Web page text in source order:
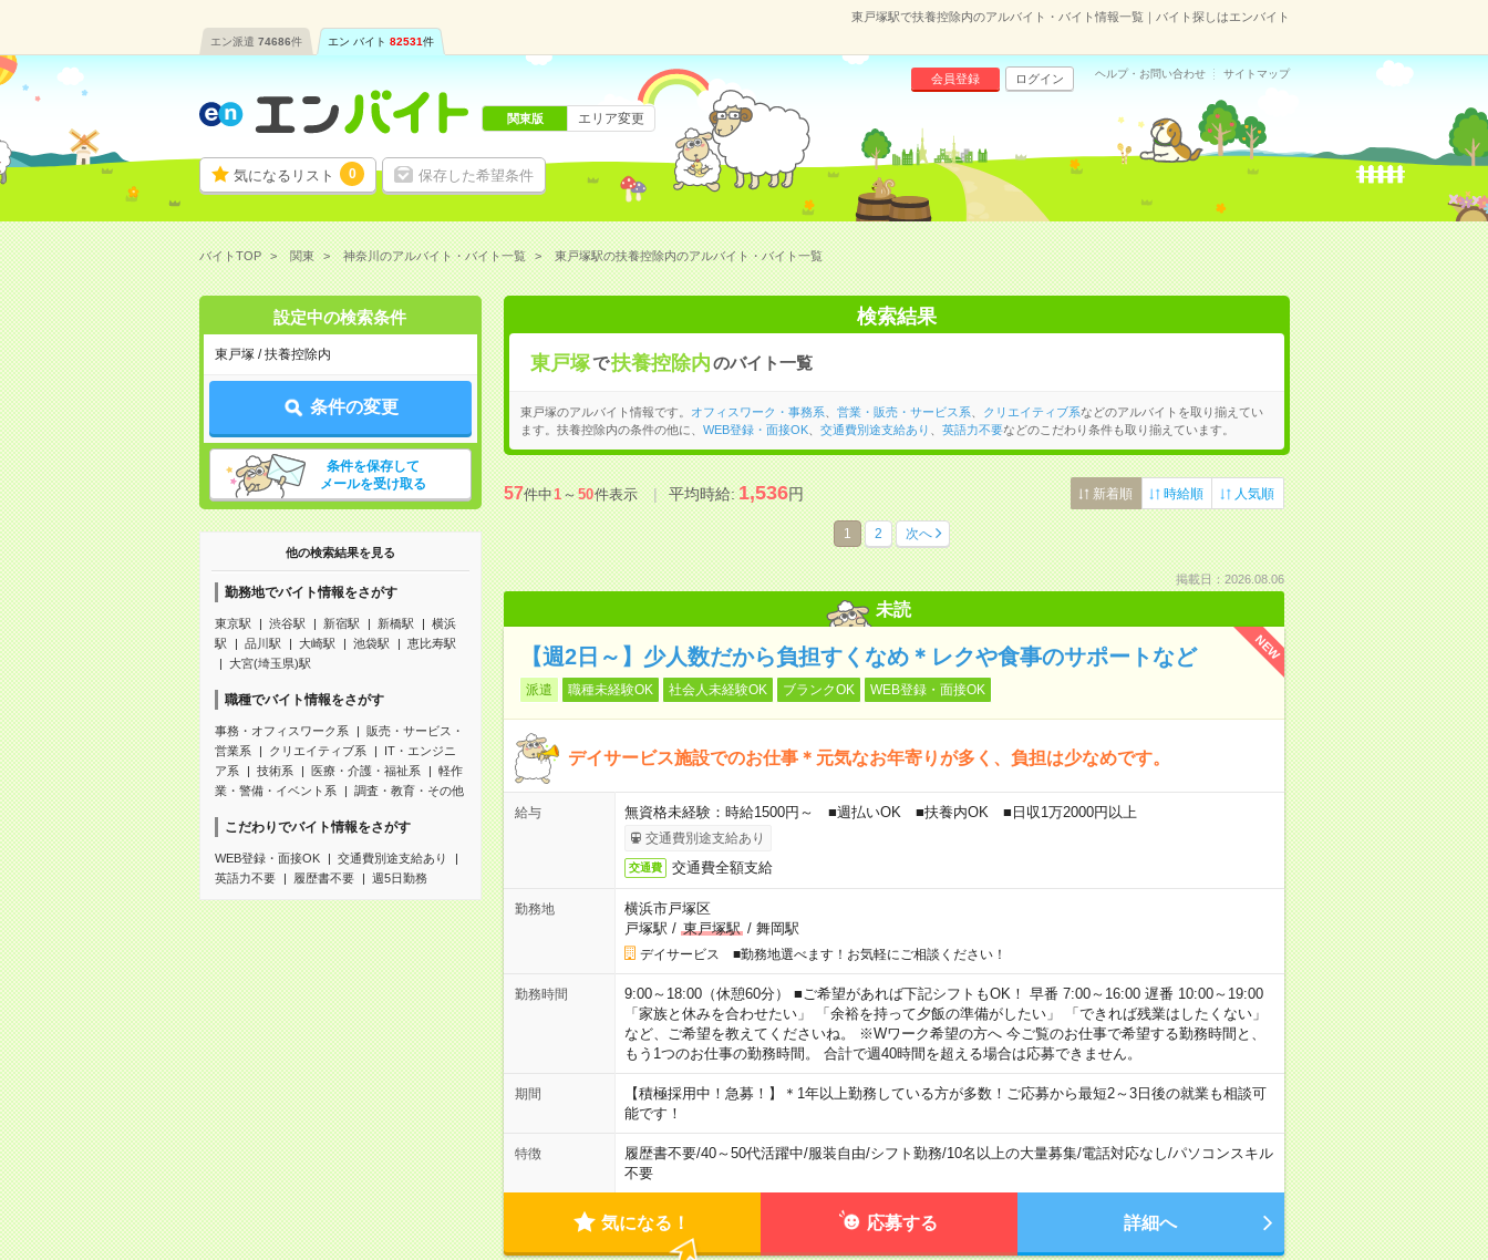
東戸塚駅で扶養控除内のアルバイト・バイト情報一覧｜バイト探しはエンバイト
エン派遣 74686件 エン バイト 82531件
気になるリスト 0 保存した希望条件
会員登録 ログイン ヘルプ・お問い合わせ サイトマップ
関東版 エリア変更
バイトTOP 関東 神奈川のアルバイト・バイト一覧 東戸塚駅の扶養控除内のアルバイト・バイト一覧
設定中の検索条件
東戸塚 / 扶養控除内
条件の変更
条件を保存して
メールを受け取る
他の検索結果を見る
勤務地でバイト情報をさがす
東京駅 渋谷駅 新宿駅 新橋駅
横浜
駅
品川駅 大崎駅 池袋駅
恵比寿駅
大宮(埼玉県)駅
職種でバイト情報をさがす
事務・オフィスワーク系
販売・サービス・
営業系
クリエイティブ系
IT・エンジニ
ア系
技術系 医療・介護・福祉系
軽作
業・警備・イベント系
調査・教育・その他
こだわりでバイト情報をさがす
WEB登録・面接OK
交通費別途支給あり
英語力不要
履歴書不要 週5日勤務
検索結果
東戸塚で扶養控除内のバイト一覧
東戸塚のアルバイト情報です。 オフィスワーク・事務系 営業・販売・サービス系 クリエイティブ系などのアルバイトを取り揃えてい
ます。扶養控除内の条件の他に、 WEB登録・面接OK、 交通費別途支給あり 英語力不要などのこだわり条件も取り揃えています。
57件中1～50件表示 平均時給:1,536円 新着順 時給順 人気順
1 2 次へ
掲載日：2026.08.06
未読
NEW
【週2日～】少人数だから負担すくなめ＊レクや食事のサポートなど
派遣 職種未経験OK 社会人未経験OK ブランクOK WEB登録・面接OK
デイサービス施設でのお仕事＊元気なお年寄りが多く、負担は少なめです。
給与 無資格未経験：時給1500円～ ■週払いOK ■扶養内OK ■日収1万2000円以上
交通費別途支給あり
交通費 交通費全額支給
勤務地
横浜市戸塚区
戸塚駅 / 東戸塚駅/ 舞岡駅
デイサービス ■勤務地選べます！お気軽にご相談ください！
勤務時間
9:00～18:00（休憩60分） ■ご希望があれば下記シフトもOK！ 早番 7:00～16:00 遅番 10:00～19:00
「家族と休みを合わせたい」 「余裕を持って夕飯の準備がしたい」 「できれば残業はしたくない」
など、ご希望を教えてくださいね。 ※Wワーク希望の方へ 今ご覧のお仕事で希望する勤務時間と、
もう1つのお仕事の勤務時間。 合計で週40時間を超える場合は応募できません。
期間
【積極採用中！急募！】＊1年以上勤務している方が多数！ご応募から最短2～3日後の就業も相談可
能です！
特徴 履歴書不要/40～50代活躍中/服装自由/シフト勤務/10名以上の大量募集/電話対応なし/パソコンスキル
不要
気になる！ 応募する 詳細へ